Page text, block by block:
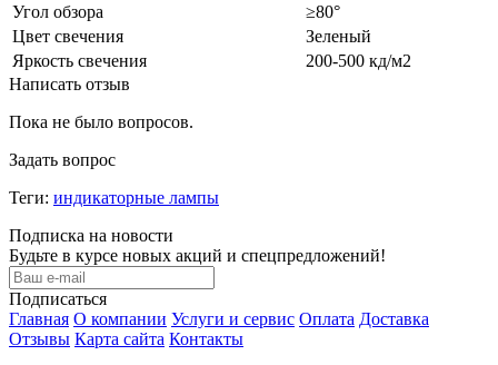
Угол обзора
≥80°
Цвет свечения
Зеленый
Яркость свечения
200-500 кд/м2
Написать отзыв
Пока не было вопросов.
Задать вопрос
Теги: индикаторные лампы
Подписка на новости
Будьте в курсе новых акций и спецпредложений!
Подписаться
Главная О компании Услуги и сервис Оплата Доставка
Отзывы Карта сайта Контакты